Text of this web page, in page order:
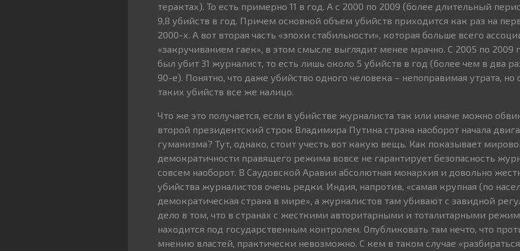
терактах). То есть примерно 11 в год. А с 2000 по 2009 (более длительный
9,8 убийств в год. Причем основной объем убийств приходится как раз на
2000-х. А вот вторая часть «эпохи стабильности», которая больше всего
«закручиванием гаек», в этом смысле выглядит менее мрачно. С 2005 по 2009
был убит 31 журналист, то есть лишь около 5 убийств в год (более чем в два
90-е). Понятно, что даже убийство одного человека – непоправимая утрата, но
таких убийств все же налицо.
Что же это получается, если в убийстве журналиста так или иначе можно
второй президентский строк Владимира Путина страна наоборот начала
гуманизма? Тут, однако, стоит учесть вот какую вещь. Как показывает
демократичности правящего режима вовсе не гарантирует безопасность
совсем наоборот. В Саудовской Аравии абсолютная монархия и довольно
убийства журналистов очень редки. Индия, напротив, «самая крупная (по
демократическая страна в мире», а журналистов там убивают с завидной
дело в том, что в странах с жесткими авторитарными и тоталитарными
находится под государственным контролем. Опубликовать там нечто, что
мнению властей, практически невозможно. С кем в таком случае